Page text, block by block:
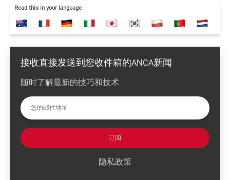
Read this in your language
接收直接发送到您收件箱的ANCA新闻
随时了解最新的技巧和技术
订阅
隐私政策